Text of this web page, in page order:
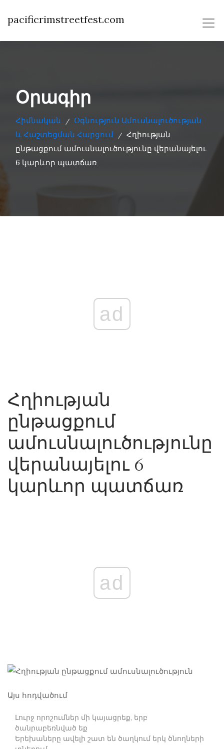
pacificrimstreetfest.com
Օրագիր
Հիմնական / Օգնություն Ամուսնալուծության
և Հաշտեցման Հարցում
/ Հղիության
ընթացքում ամուսնալուծությունը վերանայելու
6 կարևոր պատճառ
ad
Հղիության
ընթացքում
ամուսնալուծությունը
վերանայելու 6
կարևոր պատճառ
ad
Այս հոդվածում
Լուրջ որոշումներ մի կայացրեք, երբ
ծանրաբեռնված եք
Երեխաները ավելի շատ են ծաղկում երկ ծնողների